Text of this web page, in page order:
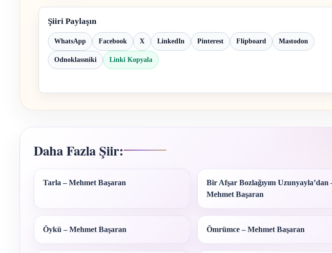
Şiiri Paylaşın
WhatsApp Facebook X LinkedIn Pinterest Flipboard Mastodon
Odnoklassniki Linki Kopyala
Daha Fazla Şiir:
Tarla – Mehmet Başaran
Bir Afşar Bozlağıyım Uzunyayla’dan
Mehmet Başaran
Öykü – Mehmet Başaran Ömrümce – Mehmet Başaran